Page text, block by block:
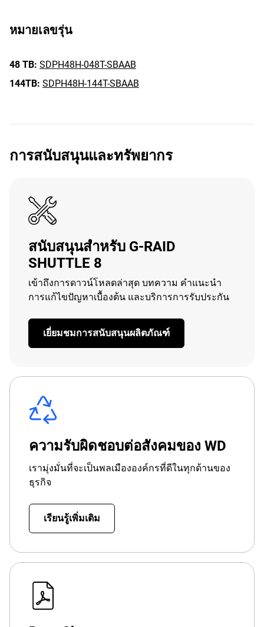
หมายเลขรุ่น
48 TB: SDPH48H-048T-SBAAB
144TB: SDPH48H-144T-SBAAB
การสนับสนุนและทรัพยากร
สนับสนุนสำหรับ G-RAID
SHUTTLE 8
เข้าถึงการดาวน์โหลดล่าสุด บทความ คำแนะนำ
การแก้ไขปัญหาเบื้องต้น และบริการการรับประกัน
เยี่ยมชมการสนับสนุนผลิตภัณฑ์
ความรับผิดชอบต่อสังคมของ WD
เรามุ่งมั่นที่จะเป็นพลเมืององค์กรที่ดีในทุกด้านของ
ธุรกิจ
เรียนรู้เพิ่มเติม